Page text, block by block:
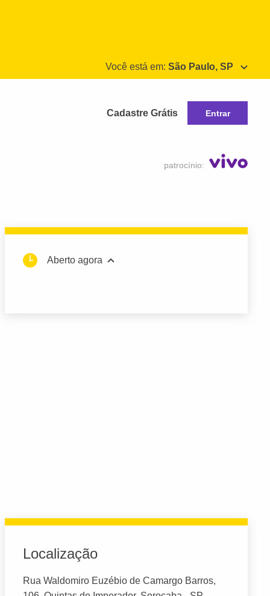
Você está em: São Paulo, SP
Cadastre Grátis Entrar
patrocínio:
Aberto agora
Localização
Rua Waldomiro Euzébio de Camargo Barros,